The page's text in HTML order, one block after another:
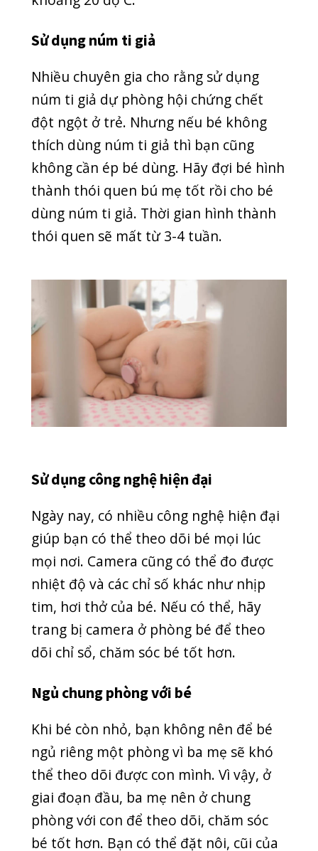
Ngày nay, có nhiều công nghệ hiện đại
mọi nơi. Camera cũng có thể đo được
tim, hơi thở của bé. Nếu có thể, hãy
trang bị camera ở phòng bé để theo
dõi chỉ sổ, chăm sóc bé tốt hơn.
Ngủ chung phòng với bé
Khi bé còn nhỏ, bạn không nên để bé
ngủ riêng một phòng vì ba mẹ sẽ khó
thể theo dõi được con mình. Vì vậy, ở
giai đoạn đầu, ba mẹ nên ở chung
bé tốt hơn. Bạn có thể đặt nôi, cũi của
trẻ gần với giường ngủ của mình.
Tránh ngủ chung giường với bé
Tuy nhiên, ngủ chung phòng với bé
không đồng nghĩa rằng ba mẹ nên ngủ
chung giường với bé. Bé nên được ngủ
riêng, không ngủ chung với người lớn
hoặc các anh chị em khác. Ví dụ, trẻ
sinh ba nên ngủ tách riêng ba bé thay
vì ngủ chung một nôi.
Đặc biệt, nếu ba mẹ dùng thuốc lá,
rượu, thuốc ngủ thì lại càng tránh ngủ
chung giường với bé. Vì việc sử dụng
những chất trên làm tăng nguy cơ gây
ra hội chứng chết đột ngột ở trẻ. Trong
vô thức, ba mẹ có thể gây ngạt thở cho
bé nếu ngủ chung giường.